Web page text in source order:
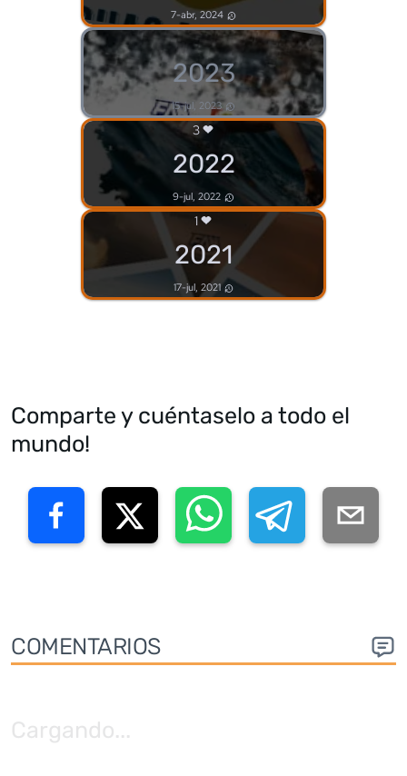
7-abr, 2024
2023
15-jul, 2023
3
2022
9-jul, 2022
1
2021
17-jul, 2021
Comparte y cuéntaselo a todo el
mundo!
COMENTARIOS
Cargando...